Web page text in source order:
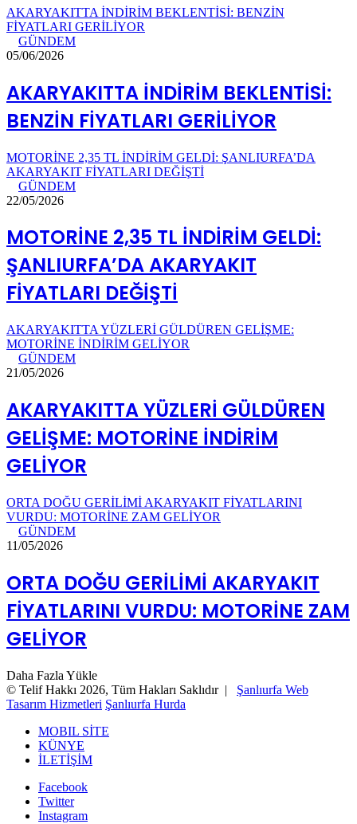
AKARYAKITTA İNDİRİM BEKLENTİSİ: BENZİN
FİYATLARI GERİLİYOR
GÜNDEM
05/06/2026
AKARYAKITTA İNDİRİM BEKLENTİSİ:
BENZİN FİYATLARI GERİLİYOR
MOTORİNE 2,35 TL İNDİRİM GELDİ: ŞANLIURFA’DA
AKARYAKIT FİYATLARI DEĞİŞTİ
GÜNDEM
22/05/2026
MOTORİNE 2,35 TL İNDİRİM GELDİ:
ŞANLIURFA’DA AKARYAKIT
FİYATLARI DEĞİŞTİ
AKARYAKITTA YÜZLERİ GÜLDÜREN GELİŞME:
MOTORİNE İNDİRİM GELİYOR
GÜNDEM
21/05/2026
AKARYAKITTA YÜZLERİ GÜLDÜREN
GELİŞME: MOTORİNE İNDİRİM
GELİYOR
ORTA DOĞU GERİLİMİ AKARYAKIT FİYATLARINI
VURDU: MOTORİNE ZAM GELİYOR
GÜNDEM
11/05/2026
ORTA DOĞU GERİLİMİ AKARYAKIT
FİYATLARINI VURDU: MOTORİNE ZAM
GELİYOR
Daha Fazla Yükle
© Telif Hakkı 2026, Tüm Hakları Saklıdır | Şanlıurfa Web
Tasarım Hizmetleri Şanlıurfa Hurda
MOBIL SİTE
KÜNYE
İLETİŞİM
Facebook
Twitter
Instagram